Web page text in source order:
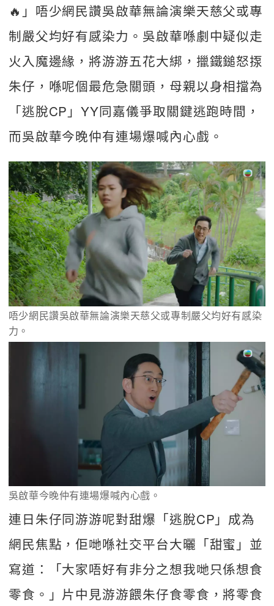
🔥」唔少網民讚吳啟華無論演樂天慈父或專
制嚴父均好有感染力。吳啟華喺劇中疑似走
火入魔邊緣，將游游五花大綁，擸鐵鎚怒揼
朱仔，喺呢個最危急關頭，母親以身相擋為
「逃脫CP」YY同嘉儀爭取關鍵逃跑時間，
而吳啟華今晚仲有連場爆喊內心戲。
唔少網民讚吳啟華無論演樂天慈父或專制嚴父均好有感染
力。
吳啟華今晚仲有連場爆喊內心戲。
連日朱仔同游游呢對甜爆「逃脫CP」成為
網民焦點，佢哋喺社交平台大曬「甜蜜」並
寫道：「大家唔好有非分之想我哋只係想食
零食。」片中見游游餵朱仔食零食，將零食